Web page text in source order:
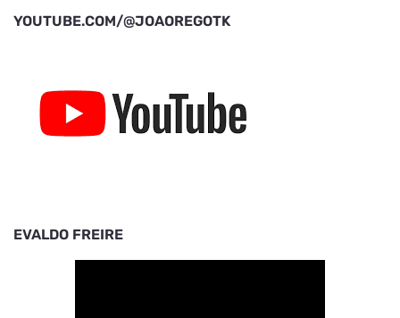
YOUTUBE.COM/@JOAOREGOTK
EVALDO FREIRE